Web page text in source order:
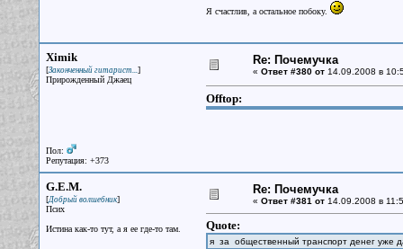
Я счастлив, а остальное побоку.
Ximik
[Законченный гитарист...]
Прирожденный Джаец
Пол:
Репутация: +373
Re: Почемучка
« Ответ #380 от14.09.2008 в
Offtop:
G.E.M.
[Добрый волшебник]
Псих
Истина как-то тут, а я ее где-то там.
Re: Почемучка
« Ответ #381 от14.09.2008 в
Quote:
я за общественный транспорт денег уже